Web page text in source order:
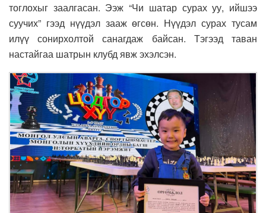
тоглохыг заалгасан. Ээж “Чи шатар сурах уу, ийшээ
суучих” гээд нүүдэл зааж өгсөн. Нүүдэл сурах тусам
илүү сонирхолтой санагдаж байсан. Тэгээд таван
настайгаа шатрын клубд явж эхэлсэн.